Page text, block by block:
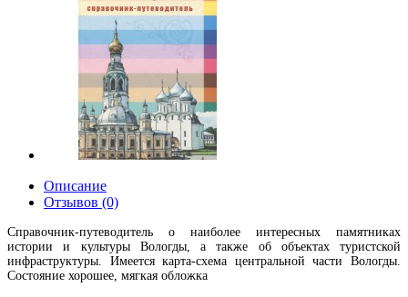
Описание
Отзывов (0)
Справочник-путеводитель о наиболее интересных памятниках
истории и культуры Вологды, а также об объектах туристской
инфраструктуры. Имеется карта-схема центральной части Вологды.
Состояние хорошее, мягкая обложка